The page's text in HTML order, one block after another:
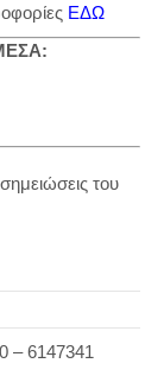
ΕΔΩ
του
– 6147341